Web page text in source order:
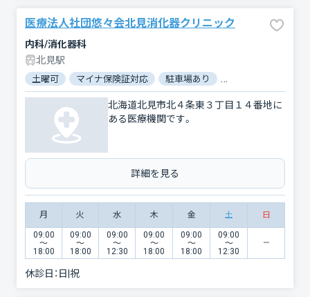
医療法人社団悠々会北見消化器クリニック
内科/消化器科
北見駅
土曜可 マイナ保険証対応 駐車場あり
北海道北見市北４条東３丁目１４番地に
ある医療機関です。
詳細を見る
月 火 水 木 金 土 日
09:00
〜
18:00
09:00
〜
18:00
09:00
〜
12:30
09:00
〜
18:00
09:00
〜
18:00
09:00
〜
12:30
休診日： 日|祝